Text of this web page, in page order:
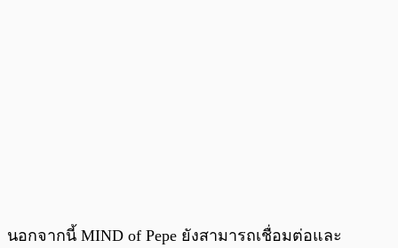
นอกจากนี้ MIND of Pepe ยังสามารถเชื่อมต่อและ